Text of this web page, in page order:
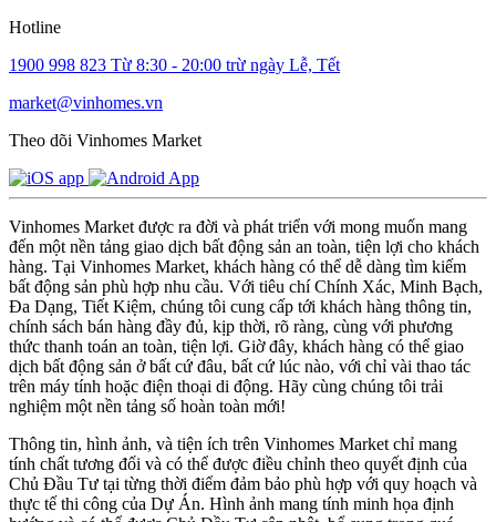
Hotline
1900 998 823 Từ 8:30 - 20:00 trừ ngày Lễ, Tết
market@vinhomes.vn
Theo dõi Vinhomes Market
Vinhomes Market được ra đời và phát triển với mong muốn mang
đến một nền tảng giao dịch bất động sản an toàn, tiện lợi cho khách
hàng. Tại Vinhomes Market, khách hàng có thể dễ dàng tìm kiếm
bất động sản phù hợp nhu cầu. Với tiêu chí Chính Xác, Minh Bạch,
Đa Dạng, Tiết Kiệm, chúng tôi cung cấp tới khách hàng thông tin,
chính sách bán hàng đầy đủ, kịp thời, rõ ràng, cùng với phương
thức thanh toán an toàn, tiện lợi. Giờ đây, khách hàng có thể giao
dịch bất động sản ở bất cứ đâu, bất cứ lúc nào, với chỉ vài thao tác
trên máy tính hoặc điện thoại di động. Hãy cùng chúng tôi trải
nghiệm một nền tảng số hoàn toàn mới!
Thông tin, hình ảnh, và tiện ích trên Vinhomes Market chỉ mang
tính chất tương đối và có thể được điều chỉnh theo quyết định của
Chủ Đầu Tư tại từng thời điểm đảm bảo phù hợp với quy hoạch và
thực tế thi công của Dự Án. Hình ảnh mang tính minh họa định